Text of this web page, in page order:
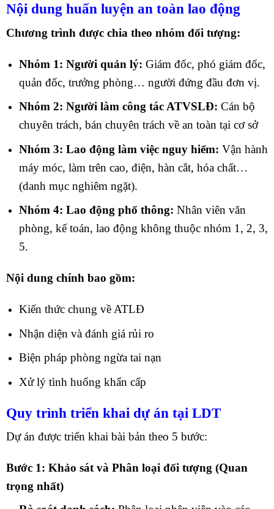
Nội dung huấn luyện an toàn lao động
Chương trình được chia theo nhóm đối tượng:
Nhóm 1: Người quản lý: Giám đốc, phó giám đốc,
quản đốc, trưởng phòng… người đứng đầu đơn vị.
Nhóm 2: Người làm công tác ATVSLĐ: Cán bộ
chuyên trách, bán chuyên trách về an toàn tại cơ sở
Nhóm 3: Lao động làm việc nguy hiểm: Vận hành
máy móc, làm trên cao, điện, hàn cắt, hóa chất…
(danh mục nghiêm ngặt).
Nhóm 4: Lao động phổ thông: Nhân viên văn
phòng, kế toán, lao động không thuộc nhóm 1, 2, 3,
5.
Nội dung chính bao gồm:
Kiến thức chung về ATLĐ
Nhận diện và đánh giá rủi ro
Biện pháp phòng ngừa tai nạn
Xử lý tình huống khẩn cấp
Quy trình triển khai dự án tại LDT
Dự án được triển khai bài bản theo 5 bước:
Bước 1: Khảo sát và Phân loại đối tượng (Quan
trọng nhất)